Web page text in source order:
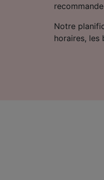
Notre
horaires, les